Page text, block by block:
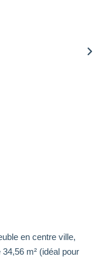
en centre ville,
m² (idéal pour